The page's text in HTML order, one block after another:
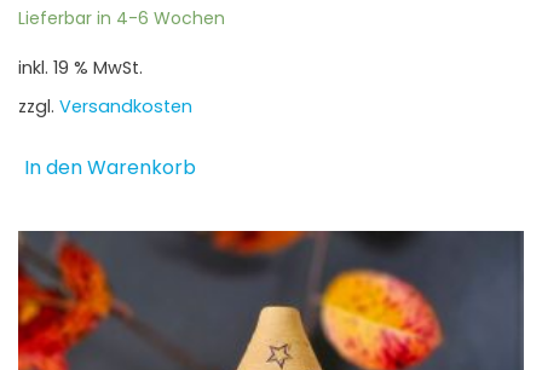
Lieferbar in 4-6 Wochen
inkl. 19 % MwSt.
zzgl. Versandkosten
In den Warenkorb